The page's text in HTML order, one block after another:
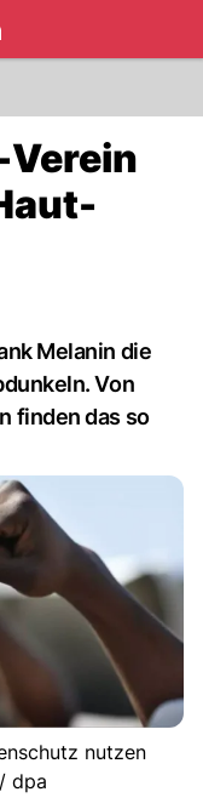
Melanin die
Von
finden das so
nutzen
dpa